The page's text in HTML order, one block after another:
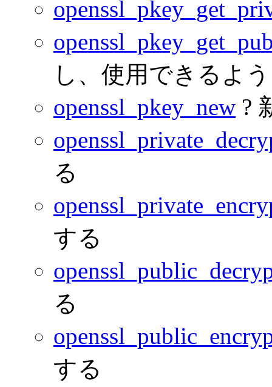
し、使用できるよ
openssl_pkey_new ?
る
する
る
する